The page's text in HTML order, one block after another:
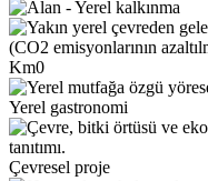
Km0
Yerel gastronomi
Çevresel proje